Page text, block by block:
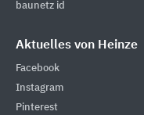
baunetz id
Aktuelles von Heinze
Facebook
Instagram
Pinterest